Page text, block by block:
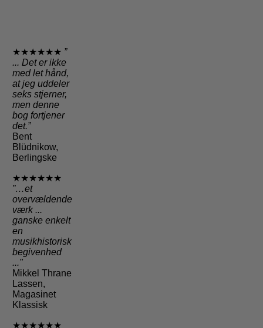
★★★★★★ ”
... Det er ikke
med let hånd,
at jeg uddeler
seks stjerner,
men denne
bog fortjener
det.”
Bent
Blüdnikow,
Berlingske
★★★★★★
”…et
overvældende
værk ...
ganske enkelt
en
musikhistorisk
begivenhed
..."
Mikkel Thrane
Lassen,
Magasinet
Klassisk
★★★★★★